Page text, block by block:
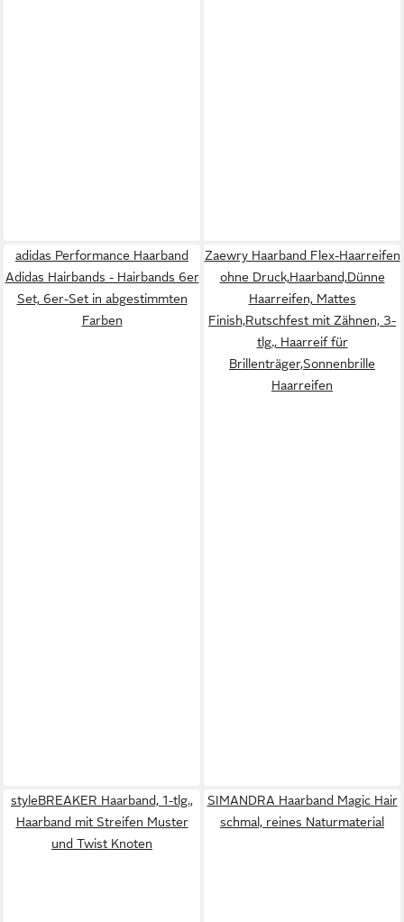
adidas Performance Haarband
Adidas Hairbands - Hairbands 6er
Set, 6er-Set in abgestimmten
Farben
Zaewry Haarband Flex-Haarreifen
ohne Druck,Haarband,Dünne
Haarreifen, Mattes
Finish,Rutschfest mit Zähnen, 3-
tlg., Haarreif für
Brillenträger,Sonnenbrille
Haarreifen
styleBREAKER Haarband, 1-tlg.,
Haarband mit Streifen Muster
und Twist Knoten
SIMANDRA Haarband Magic Hair
schmal, reines Naturmaterial